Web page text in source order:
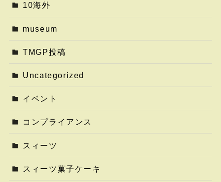
10海外
museum
TMGP投稿
Uncategorized
イベント
コンプライアンス
スィーツ
スィーツ菓子ケーキ